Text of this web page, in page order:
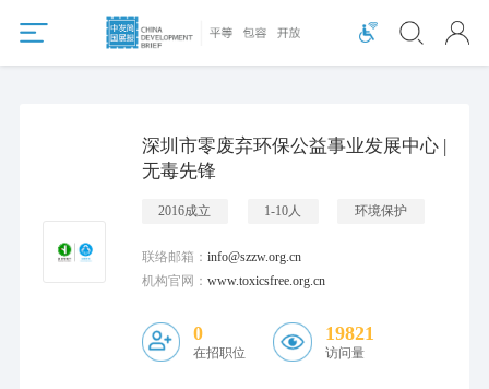
深圳市零废弃环保公益事业发展中心 |
无毒先锋
2016成立 1-10人 环境保护
联络邮箱： info@szzw.org.cn
机构官网： www.toxicsfree.org.cn
0
在招职位
19821
访问量